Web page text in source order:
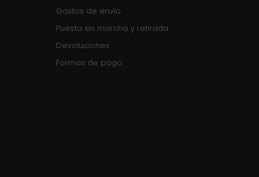
Gastos de envío
Puesta en marcha y retirada
Devoluciones
Formas de pago